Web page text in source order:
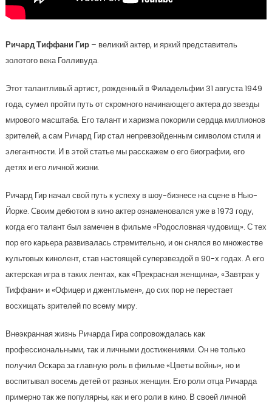
Ричард Тиффани Гир– великий актер, и яркий представитель
золотого века Голливуда.
Этот талантливый артист, рожденный в Филадельфии 31 августа 1949
года, сумел пройти путь от скромного начинающего актера до звезды
мирового масштаба. Его талант и харизма покорили сердца миллионов
зрителей, а сам Ричард Гир стал непревзойденным символом стиля и
элегантности. И в этой статье мы расскажем о его биографии, его
детях и его личной жизни.
Ричард Гир начал свой путь к успеху в шоу-бизнесе на сцене в Нью-
Йорке. Своим дебютом в кино актер ознаменовался уже в 1973 году,
когда его талант был замечен в фильме «Родословная чудовищ». С тех
пор его карьера развивалась стремительно, и он снялся во множестве
культовых кинолент, став настоящей суперзвездой в 90-х годах. А его
актерская игра в таких лентах, как «Прекрасная женщина», «Завтрак у
Тиффани» и «Офицер и джентльмен», до сих пор не перестает
восхищать зрителей по всему миру.
Внеэкранная жизнь Ричарда Гира сопровождалась как
профессиональными, так и личными достижениями. Он не только
получил Оскара за главную роль в фильме «Цветы войны», но и
воспитывал восемь детей от разных женщин. Его роли отца Ричарда
примерно так же популярны, как и его роли в кино. В своей личной